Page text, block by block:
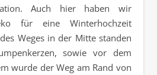
Auch hier haben wir
für eine Winterhochzeit
Weges in der Mitte standen
sowie vor dem
wurde der Weg am Rand von